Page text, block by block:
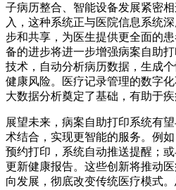
子病历整合、智能设备发展紧密
入，这种系统正与医院信息系统
步和共享，为医生提供更全面的
备的进步将进一步增强病案自助
技术，自动分析病历数据，生成
健康风险。医疗记录管理的数字
大数据分析奠定了基础，有助于
展望未来，病案自助打印系统有
术结合，实现更智能的服务。例
预约打印，系统自动推送提醒；
更新健康报告。这些创新将推动
向发展，彻底改变传统医疗模式